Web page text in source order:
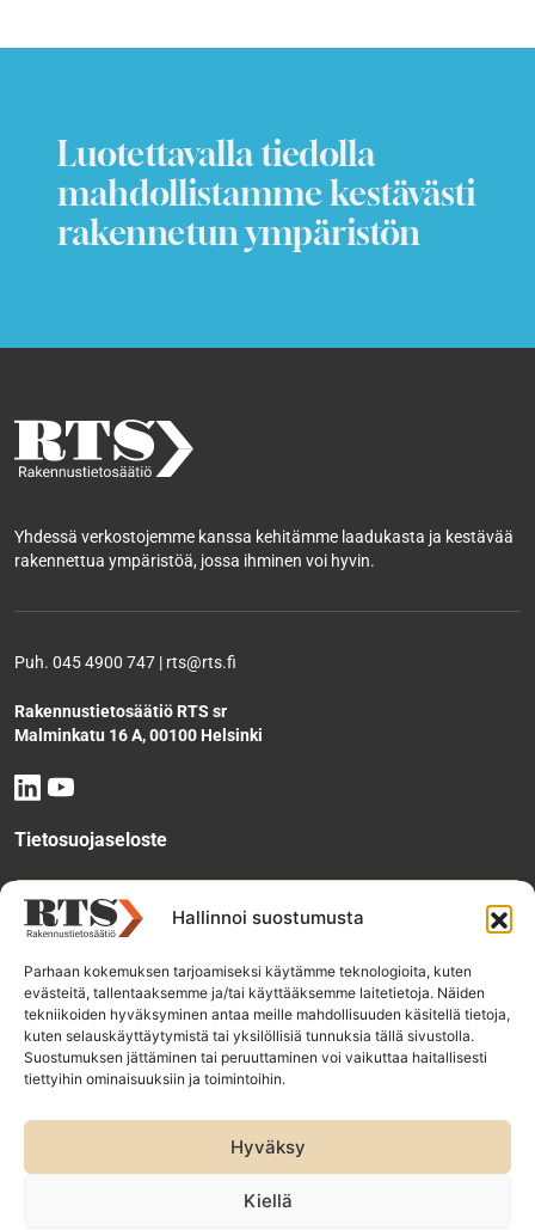
Hallinnoi suostumusta
Parhaan kokemuksen tarjoamiseksi käytämme teknologioita, kuten
evästeitä, tallentaaksemme ja/tai käyttääksemme laitetietoja. Näiden
tekniikoiden hyväksyminen antaa meille mahdollisuuden käsitellä tietoja,
kuten selauskäyttäytymistä tai yksilöllisiä tunnuksia tällä sivustolla.
Suostumuksen jättäminen tai peruuttaminen voi vaikuttaa haitallisesti
tiettyihin ominaisuuksiin ja toimintoihin.
Hyväksy
Kiellä
Luotettavalla tiedolla
mahdollistamme kestävästi
rakennetun ympäristön
Yhdessä verkostojemme kanssa kehitämme laadukasta ja kestävää
rakennettua ympäristöä, jossa ihminen voi hyvin.
Puh. 045 4900 747 | rts@rts.fi
Rakennustietosäätiö RTS sr
Malminkatu 16 A, 00100 Helsinki
Tietosuojaseloste
Tee käyttölupahakemus
Tilaa uutiskirje